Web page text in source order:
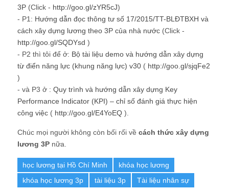
Performance Indicator (KPI) – chỉ số đánh giá thực hiện
công việc
http://goo.gl/E4YoEQ
Chúc mọi người không còn bối rối vềcách thức xây dựng
lương 3Pnữa.
học lương tại Hồ Chí Minh
khóa học lương
TÓM TẮT: Họ và tên : Nguyễn Hùng Cường
Địa chỉ email: kinhcan24@gmail.com Bằng
cấp cao nhất: Thạc sỹ Quản trị Nhân lực
Địa chỉ : 7B4 Ha Dinh – Thanh Xuan – Ha
Noi Điện thoại : 0988 833 616 Cấp bậc hiện tại: Leader